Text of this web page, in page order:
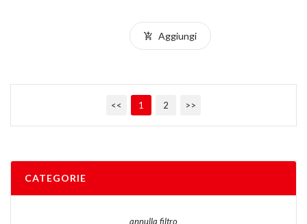
Aggiungi
<< 1 2 >>
CATEGORIE
annulla filtro